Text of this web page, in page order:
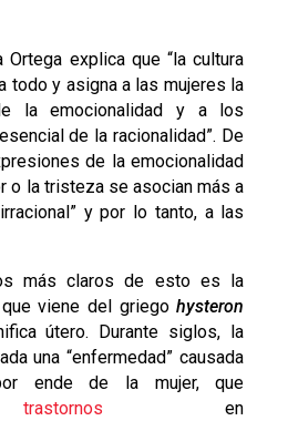
explica que “la cultura
todo y asigna a las mujeres la
la emocionalidad y a los
de la racionalidad”. De
de la emocionalidad
o la tristeza se asocian más a
y por lo tanto, a las
más claros de esto es la
que viene del griegohysteron
útero. Durante siglos, la
una “enfermedad” causada
ende de la mujer, que
trastornos en